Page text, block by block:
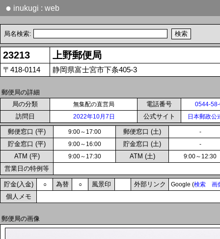
● inukugi : web
局名検索:
23213 上野郵便局
〒418-0114 静岡県富士宮市下条405-3
郵便局の詳細
局の分類
無集配の直営局 電話番号 0544-
訪問日 2022年10月7日 公式サイト 日本郵政公
郵便窓口 (平) 9:00～17:00 郵便窓口 (土) -
貯金窓口 (平) 9:00～16:00 貯金窓口 (土) -
ATM (平) 9:00～17:30 ATM (土) 9:00～12:30
営業日の特例等
貯金(入金) ○ 為替 ○ 風景印 外部リンク Google (検索 画
個人メモ
郵便局の画像